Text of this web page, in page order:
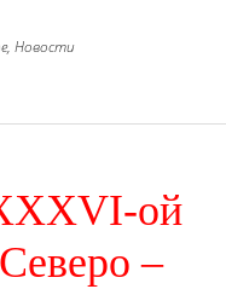
Новости
ой
–